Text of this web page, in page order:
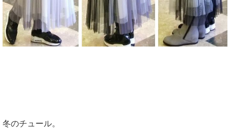
冬のチュール。